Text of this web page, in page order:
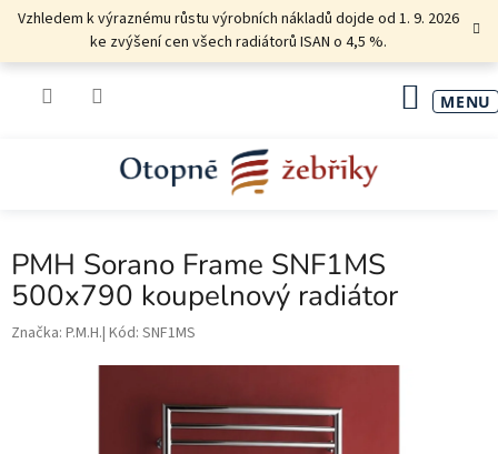
PřejítVzhledem k výraznému růstu výrobních nákladů dojde od 1. 9. 2026
ke zvýšení cen všech radiátorů ISAN o 4,5 %.
PMH Sorano Frame SNF1MS
500x790 koupelnový radiátor
Značka: P.M.H. Kód: SNF1MS